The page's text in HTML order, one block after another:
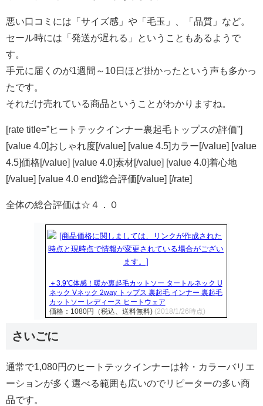
悪い口コミには「サイズ感」や「毛玉」、「品質」など。
セール時には「発送が遅れる」ということもあるようで
す。
手元に届くのが1週間～10日ほど掛かったという声も多かっ
たです。
それだけ売れている商品ということがわかりますね。
[rate title=”ヒートテックインナー裏起毛トップスの評価”]
[value 4.0]おしゃれ度[/value] [value 4.5]カラー[/value] [value
4.5]価格[/value] [value 4.0]素材[/value] [value 4.0]着心地
[/value] [value 4.0 end]総合評価[/value] [/rate]
全体の総合評価は☆４．０
＋3.9℃体感！暖か裏起毛カットソー タートルネック U
ネック Vネック 2way トップス 裏起毛 インナー 裏起毛
カットソー レディース ヒートウェア
価格：1080円（税込、送料無料) (2018/1/26時点)
さいごに
通常で1,080円のヒートテックインナーは衿・カラーバリエ
ーションが多く選べる範囲も広いのでリピーターの多い商
品です。